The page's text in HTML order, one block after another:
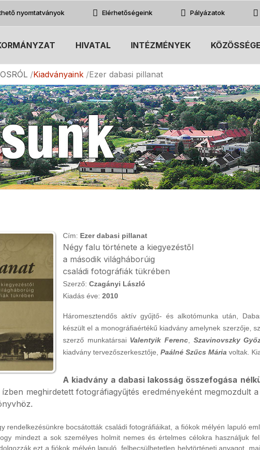
nyomtatványok Elérhetőségeink Pályázatok
HIVATAL INTÉZMÉNYEK
Kiadványaink Ezer dabasi pillanat
Cím: Ezer dabasi pillanat
Négy falu története a kiegyezéstől
a második világháborúig
családi fotográfiák tükrében
Szerző: Czagányi László
Kiadás éve: 2010
Háromesztendős aktív gyűjtő- és alkotómunka után,
készült el a monográfiaértékű kiadvány amelynek szerzője,
szerző munkatársai Valentyik Ferenc, Szavinovszky
kiadvány tervezőszerkesztője, Paálné Szűcs Mária voltak.
A kiadvány a dabasi lakosság összefogása
meghirdetett fotográfiagyűjtés eredményeként megmozdult
rendelkezésünkre bocsátották családi fotográfiáikat, a fiókok mélyén lapuló
mindezt a sok személyes holmit nemes és értelmes célokra használjuk
ezt a fiókok mélyén lapuló, felbecsülhetetlen helytörténeti anyagot,